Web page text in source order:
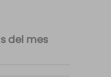
del mes